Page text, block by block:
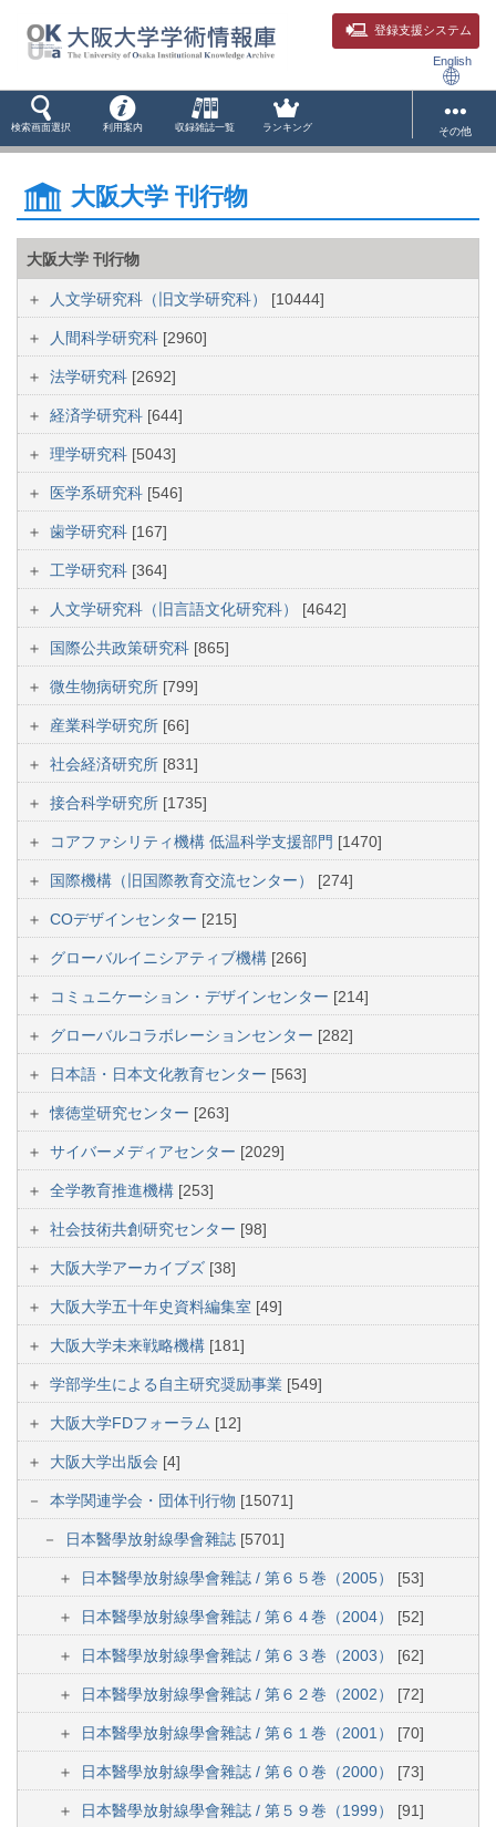
登録支援システム
English
検索画面選択 利用案内 収録雑誌一覧 ランキング その他
大阪大学 刊行物
大阪大学 刊行物
人文学研究科（旧文学研究科） [10444]
人間科学研究科 [2960]
法学研究科 [2692]
経済学研究科 [644]
理学研究科 [5043]
医学系研究科 [546]
歯学研究科 [167]
工学研究科 [364]
人文学研究科（旧言語文化研究科） [4642]
国際公共政策研究科 [865]
微生物病研究所 [799]
産業科学研究所 [66]
社会経済研究所 [831]
接合科学研究所 [1735]
コアファシリティ機構 低温科学支援部門 [1470]
国際機構（旧国際教育交流センター） [274]
COデザインセンター [215]
グローバルイニシアティブ機構 [266]
コミュニケーション・デザインセンター [214]
グローバルコラボレーションセンター [282]
日本語・日本文化教育センター [563]
懐徳堂研究センター [263]
サイバーメディアセンター [2029]
全学教育推進機構 [253]
社会技術共創研究センター [98]
大阪大学アーカイブズ [38]
大阪大学五十年史資料編集室 [49]
大阪大学未来戦略機構 [181]
学部学生による自主研究奨励事業 [549]
大阪大学FDフォーラム [12]
大阪大学出版会 [4]
本学関連学会・団体刊行物 [15071]
日本醫學放射線學會雜誌 [5701]
日本醫學放射線學會雜誌 / 第６５巻（2005） [53]
日本醫學放射線學會雜誌 / 第６４巻（2004） [52]
日本醫學放射線學會雜誌 / 第６３巻（2003） [62]
日本醫學放射線學會雜誌 / 第６２巻（2002） [72]
日本醫學放射線學會雜誌 / 第６１巻（2001） [70]
日本醫學放射線學會雜誌 / 第６０巻（2000） [73]
日本醫學放射線學會雜誌 / 第５９巻（1999） [91]